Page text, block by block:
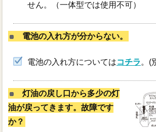
せん。（一体型では使用不可）
電池の入れ方が分からない。
電池の入れ方についてはコチラ 。(
灯油の戻し口から多少の灯
油が戻ってきます。故障です
か？